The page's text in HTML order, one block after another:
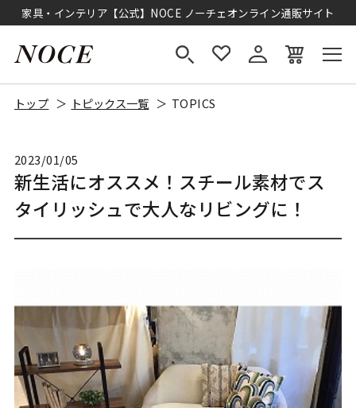
家具・インテリア【公式】NOCE ノーチェオンライン通販サイト
トップ トピックス一覧 TOPICS
2023/01/05
新生活にオススメ！スチール素材でス
タイリッシュで大人なリビングに！